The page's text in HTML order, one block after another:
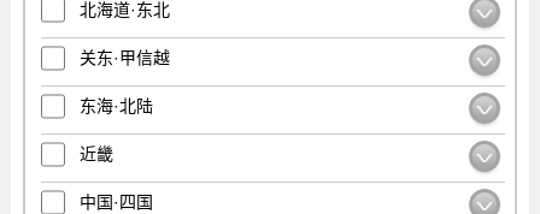
北海道·东北
关东·甲信越
东海·北陆
近畿
中国·四国